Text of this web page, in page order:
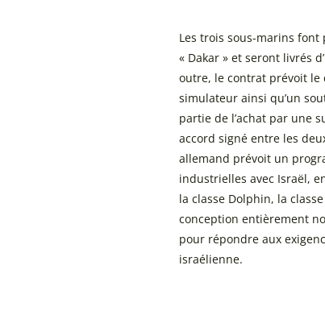
Les trois sous-marins font
« Dakar » et seront livrés
outre, le contrat prévoit le
simulateur ainsi qu’un
partie de l’achat par une
accord signé entre les
allemand prévoit un
industrielles avec Israël,
la classe Dolphin, la
conception entièrement
pour répondre aux
israélienne.